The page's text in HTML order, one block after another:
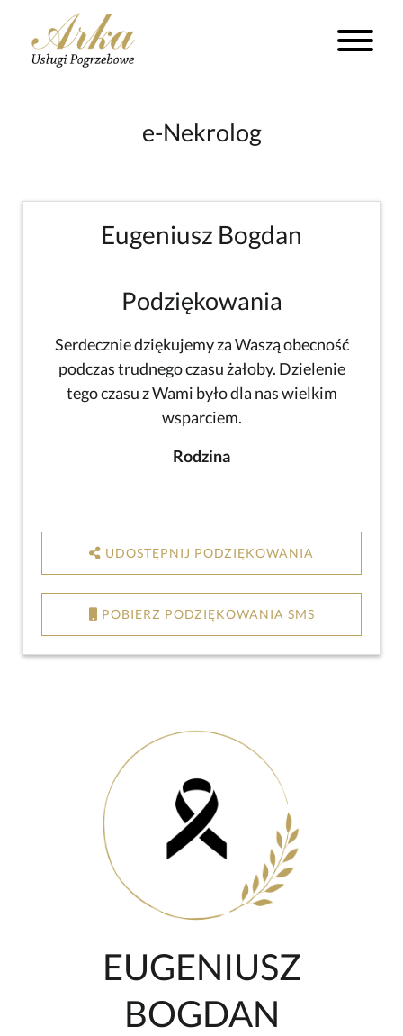
e-Nekrolog
Eugeniusz Bogdan
Podziękowania
Serdecznie dziękujemy za Waszą obecność
podczas trudnego czasu żałoby. Dzielenie
tego czasu z Wami było dla nas wielkim
wsparciem.
Rodzina
UDOSTĘPNIJ PODZIĘKOWANIA
POBIERZ PODZIĘKOWANIA SMS
EUGENIUSZ
BOGDAN